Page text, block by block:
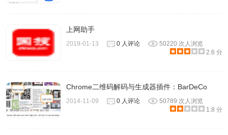
上网助手
2019-01-13 0 人评论
50220 次人浏览
2.6 分
Chrome二维码解码与生成器插件：BarDeCo
2014-11-09 0 人评论
50789 次人浏览
1.8 分